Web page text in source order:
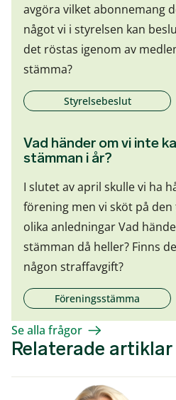
avgöra vilket abonnemang
något vi i styrelsen kan
det röstas igenom av
stämma?
Styrelsebeslut
Vad händer om vi inte
stämman i år?
I slutet av april skulle vi ha
förening men vi sköt på
olika anledningar Vad
stämman då heller? Finns
någon straffavgift?
Föreningsstämma
Se alla frågor
Relaterade artiklar